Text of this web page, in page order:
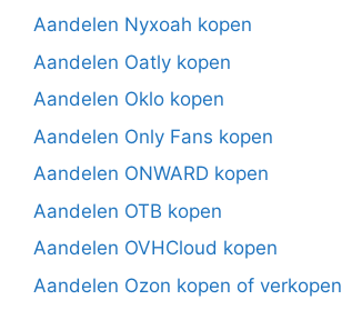
Aandelen Nyxoah kopen
Aandelen Oatly kopen
Aandelen Oklo kopen
Aandelen Only Fans kopen
Aandelen ONWARD kopen
Aandelen OTB kopen
Aandelen OVHCloud kopen
Aandelen Ozon kopen of verkopen